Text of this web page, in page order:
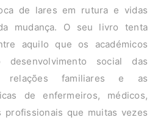
de lares em rutura e vidas
mudança. O seu livro tenta
aquilo que os académicos
desenvolvimento social das
familiares e as
de enfermeiros, médicos,
profissionais que muitas vezes